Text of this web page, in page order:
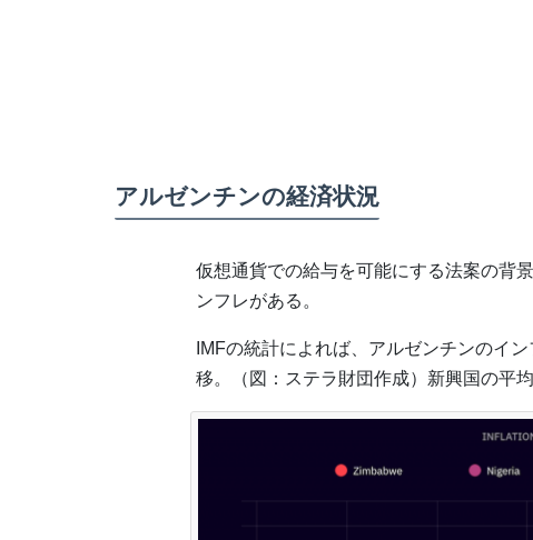
アルゼンチンの経済状況
仮想通貨での給与を可能にする法案の背
ンフレがある。
IMFの統計によれば、アルゼンチンのイ
移。（図：ステラ財団作成）新興国の平